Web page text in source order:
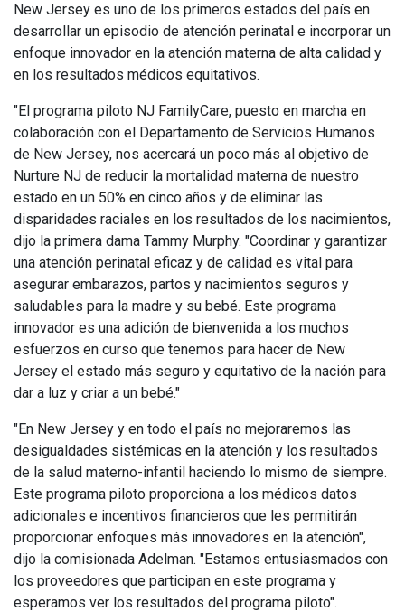
New Jersey es uno de los primeros estados del país en
desarrollar un episodio de atención perinatal e incorporar un
enfoque innovador en la atención materna de alta calidad y
en los resultados médicos equitativos.
"El programa piloto NJ FamilyCare, puesto en marcha en
colaboración con el Departamento de Servicios Humanos
de New Jersey, nos acercará un poco más al objetivo de
Nurture NJ de reducir la mortalidad materna de nuestro
estado en un 50% en cinco años y de eliminar las
disparidades raciales en los resultados de los nacimientos,
dijo la primera dama Tammy Murphy. "Coordinar y garantizar
una atención perinatal eficaz y de calidad es vital para
asegurar embarazos, partos y nacimientos seguros y
saludables para la madre y su bebé. Este programa
innovador es una adición de bienvenida a los muchos
esfuerzos en curso que tenemos para hacer de New
Jersey el estado más seguro y equitativo de la nación para
dar a luz y criar a un bebé."
"En New Jersey y en todo el país no mejoraremos las
desigualdades sistémicas en la atención y los resultados
de la salud materno-infantil haciendo lo mismo de siempre.
Este programa piloto proporciona a los médicos datos
adicionales e incentivos financieros que les permitirán
proporcionar enfoques más innovadores en la atención",
dijo la comisionada Adelman. "Estamos entusiasmados con
los proveedores que participan en este programa y
esperamos ver los resultados del programa piloto".